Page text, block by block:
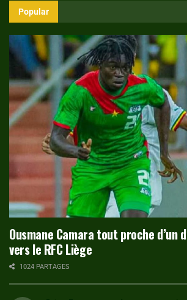
Popular
Ousmane Camara tout proche d’un
vers le RFC Liège
1024 PARTAGES